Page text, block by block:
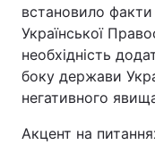
встановило
Української
необхідність
боку держави
негативного
Акцент на